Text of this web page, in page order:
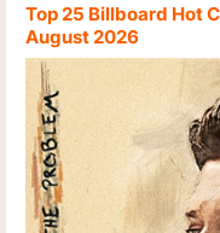
Top 25 Billboard Hot
August 2026